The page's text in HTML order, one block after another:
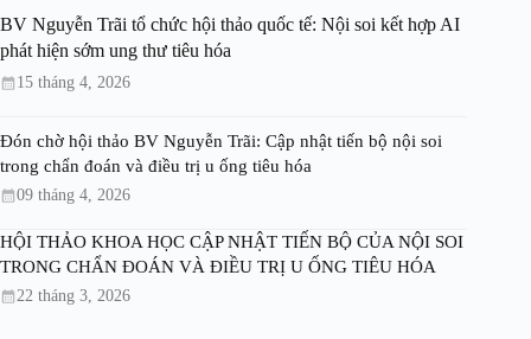
BV Nguyễn Trãi tổ chức hội thảo quốc tế: Nội soi kết hợp AI
phát hiện sớm ung thư tiêu hóa
15 tháng 4, 2026
Đón chờ hội thảo BV Nguyễn Trãi: Cập nhật tiến bộ nội soi
trong chẩn đoán và điều trị u ống tiêu hóa
09 tháng 4, 2026
HỘI THẢO KHOA HỌC CẬP NHẬT TIẾN BỘ CỦA NỘI SOI
TRONG CHẨN ĐOÁN VÀ ĐIỀU TRỊ U ỐNG TIÊU HÓA
22 tháng 3, 2026